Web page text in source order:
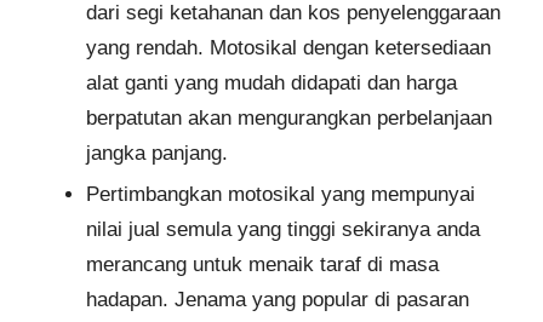
dari segi ketahanan dan kos penyelenggaraan
yang rendah. Motosikal dengan ketersediaan
alat ganti yang mudah didapati dan harga
berpatutan akan mengurangkan perbelanjaan
jangka panjang.
Pertimbangkan motosikal yang mempunyai
nilai jual semula yang tinggi sekiranya anda
merancang untuk menaik taraf di masa
hadapan. Jenama yang popular di pasaran